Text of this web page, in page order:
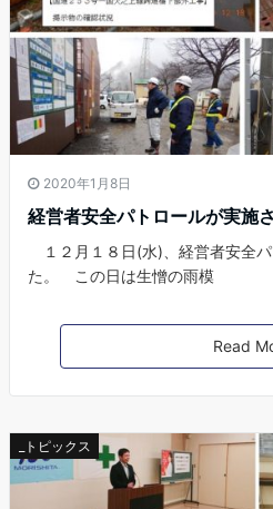
2020年1月8日
経営者安全パトロールが実施
１２月１８日(水)、経営者安全
た。 この日は生憎の雨模
Read
_トピックス